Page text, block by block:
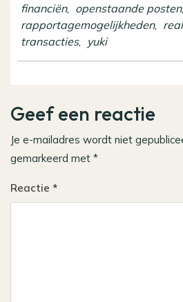
financiën, openstaande posten,
rapportagemogelijkheden,
transacties, yuki
Geef een reactie
Je e-mailadres wordt niet
gemarkeerd met *
Reactie *